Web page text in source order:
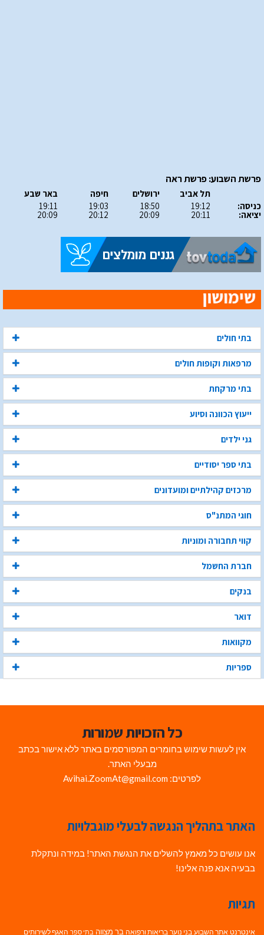
פרשת השבוע: פרשת ראה
כניסה:
יציאה:
תל אביב
19:12
20:11
ירושלים
18:50
20:09
חיפה
19:03
20:12
באר שבע
19:11
20:09
בתי חולים
מרפאות וקופות חולים
בתי מרקחת
ייעוץ הכוונה וסיוע
גני ילדים
בתי ספר יסודיים
מרכזים קהילתיים ומועדונים
חוגי המתנ"ס
קווי תחבורה ומוניות
חברת החשמל
בנקים
דואר
מקוואות
ספריות
כל הזכויות שמורות
אין לעשות שימוש בחומרים המפורסמים באתר ללא אישור בכתב
מבעלי האתר.
לפרטים: Avihai.ZoomAt@gmail.com
האתר בתהליך הנגשה לבעלי מוגבלויות
אנו עושים כל מאמץ להשלים את הנגשת האתר! במידה ונתקלת
בבעיה אנא פנה אלינו!
תגיות
אינטרנט אתר השבוע בני נוער בריאות ורפואה בר מצווה בתי ספר האגף לשירותים